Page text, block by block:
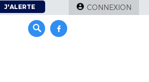
J'ALERTE CONNEXION